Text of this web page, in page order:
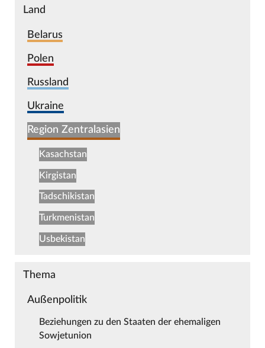
Land
Belarus
Polen
Russland
Ukraine
Region Zentralasien
Kasachstan
Kirgistan
Tadschikistan
Turkmenistan
Usbekistan
Thema
Außenpolitik
Beziehungen zu den Staaten der ehemaligen
Sowjetunion